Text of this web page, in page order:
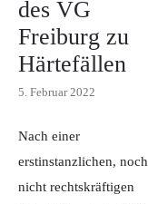
des VG
Freiburg zu
Härtefällen
5. Februar 2022
Nach einer
erstinstanzlichen, noch
nicht rechtskräftigen